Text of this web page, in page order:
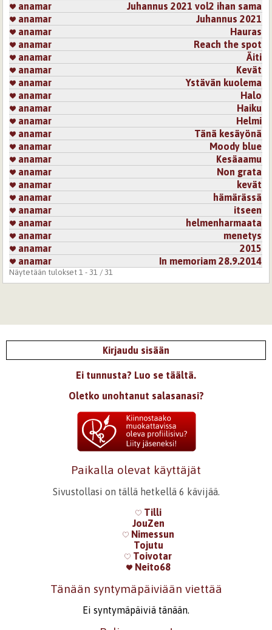
anamar
Juhannus 2021 vol2 ihan sama
anamar
Juhannus 2021
anamar
Hauras
anamar
Reach the spot
anamar
Äiti
anamar
Kevät
anamar
Ystävän kuolema
anamar
Halo
anamar
Haiku
anamar
Helmi
anamar
Tänä kesäyönä
anamar
Moody blue
anamar
Kesäaamu
anamar
Non grata
anamar
kevät
anamar
hämärässä
anamar
itseen
anamar
helmenharmaata
anamar
menetys
anamar
2015
anamar
In memoriam 28.9.2014
Näytetään tulokset 1 - 31 / 31
Kirjaudu sisään
Ei tunnusta? Luo se täältä.
Oletko unohtanut salasanasi?
Paikalla olevat käyttäjät
Sivustollasi on tällä hetkellä 6 kävijää.
Tilli
JouZen
Nimessun
Tojutu
Toivotar
Neito68
Tänään syntymäpäiviään viettää
Ei syntymäpäiviä tänään.